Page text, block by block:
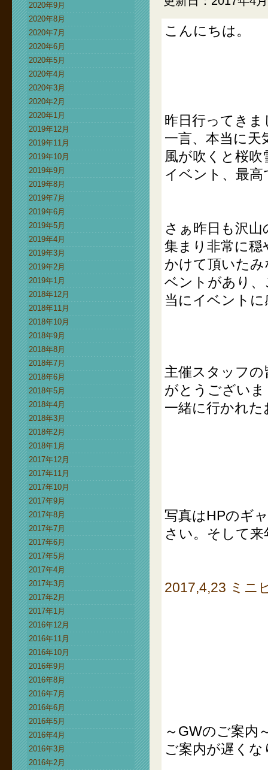
2020年9月
2020年8月
2020年7月
2020年6月
2020年5月
2020年4月
2020年3月
2020年2月
2020年1月
2019年12月
2019年11月
2019年10月
2019年9月
2019年8月
2019年7月
2019年6月
2019年5月
2019年4月
2019年3月
2019年2月
2019年1月
2018年12月
2018年11月
2018年10月
2018年9月
2018年8月
2018年7月
2018年6月
2018年5月
2018年4月
2018年3月
2018年2月
2018年1月
2017年12月
2017年11月
2017年10月
2017年9月
2017年8月
2017年7月
2017年6月
2017年5月
2017年4月
2017年3月
2017年2月
2017年1月
2016年12月
2016年11月
2016年10月
2016年9月
2016年8月
2016年7月
2016年6月
2016年5月
2016年4月
2016年3月
2016年2月
こんにちは。
昨日行ってき
一言、本当に
風が吹くと桜
イベント、最高
さぁ昨日も沢
集まり非常に
かけて頂いた
ベントがあり
当にイベント
主催スタッフ
がとうござい
一緒に行かれ
写真はHPのギ
さい。そして
2017,4,23 ミニ
～GWのご案内
ご案内が遅く